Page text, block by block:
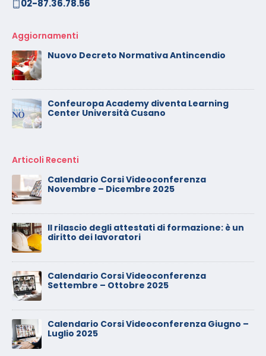
02-87.36.78.56
Aggiornamenti
Nuovo Decreto Normativa Antincendio
Confeuropa Academy diventa Learning
Center Università Cusano
Articoli Recenti
Calendario Corsi Videoconferenza
Novembre – Dicembre 2025
Il rilascio degli attestati di formazione: è un
diritto dei lavoratori
Calendario Corsi Videoconferenza
Settembre – Ottobre 2025
Calendario Corsi Videoconferenza Giugno –
Luglio 2025